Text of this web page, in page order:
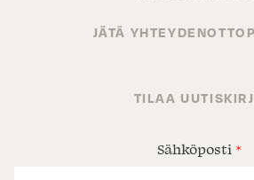
JÄTÄ
TILAA
Sähköposti *